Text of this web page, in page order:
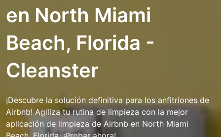
en North Miami
Beach, Florida -
Cleanster
¡Descubre la solución definitiva para los anfitriones de
Airbnb! Agiliza tu rutina de limpieza con la mejor
aplicación de limpieza de Airbnb en North Miami